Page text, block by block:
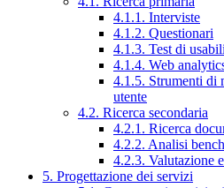
4.1.1. Interviste
4.1.2. Questionari
4.1.3. Test di
4.1.4. Web
4.1.5. Strumenti di
utente
4.2. Ricerca secondaria
4.2.1. Ricerca
4.2.2. Analisi
4.2.3. Valutazione
5. Progettazione dei servizi